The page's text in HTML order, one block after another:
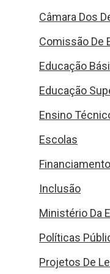
Câmara Dos
Comissão De
Educação
Educação
Ensino
Escolas
Inclusão
Ministério Da
Políticas
Projetos De